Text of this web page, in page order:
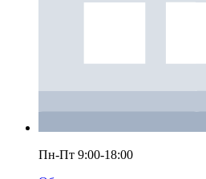
Пн-Пт 9:00-18:00